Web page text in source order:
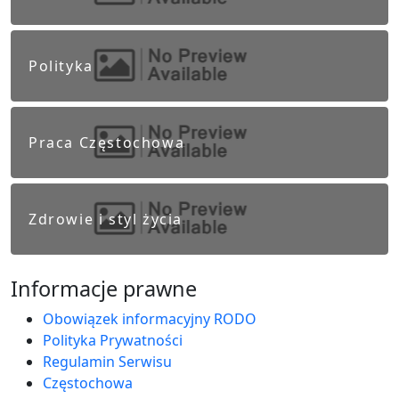
Polityka
Praca Częstochowa
Zdrowie i styl życia
Informacje prawne
Obowiązek informacyjny RODO
Polityka Prywatności
Regulamin Serwisu
Częstochowa